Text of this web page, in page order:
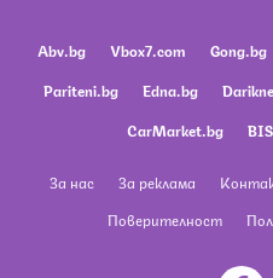
Abv.bg Vbox7.com Gong.bg
Pariteni.bg
Edna.bg
CarMarket.bg
За нас За реклама
Поверителност